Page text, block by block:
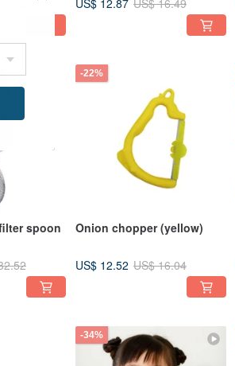
US$ 16.49
spoon
-22%
Onion chopper (yellow)
US$ 12.52 US$ 16.04
-34%